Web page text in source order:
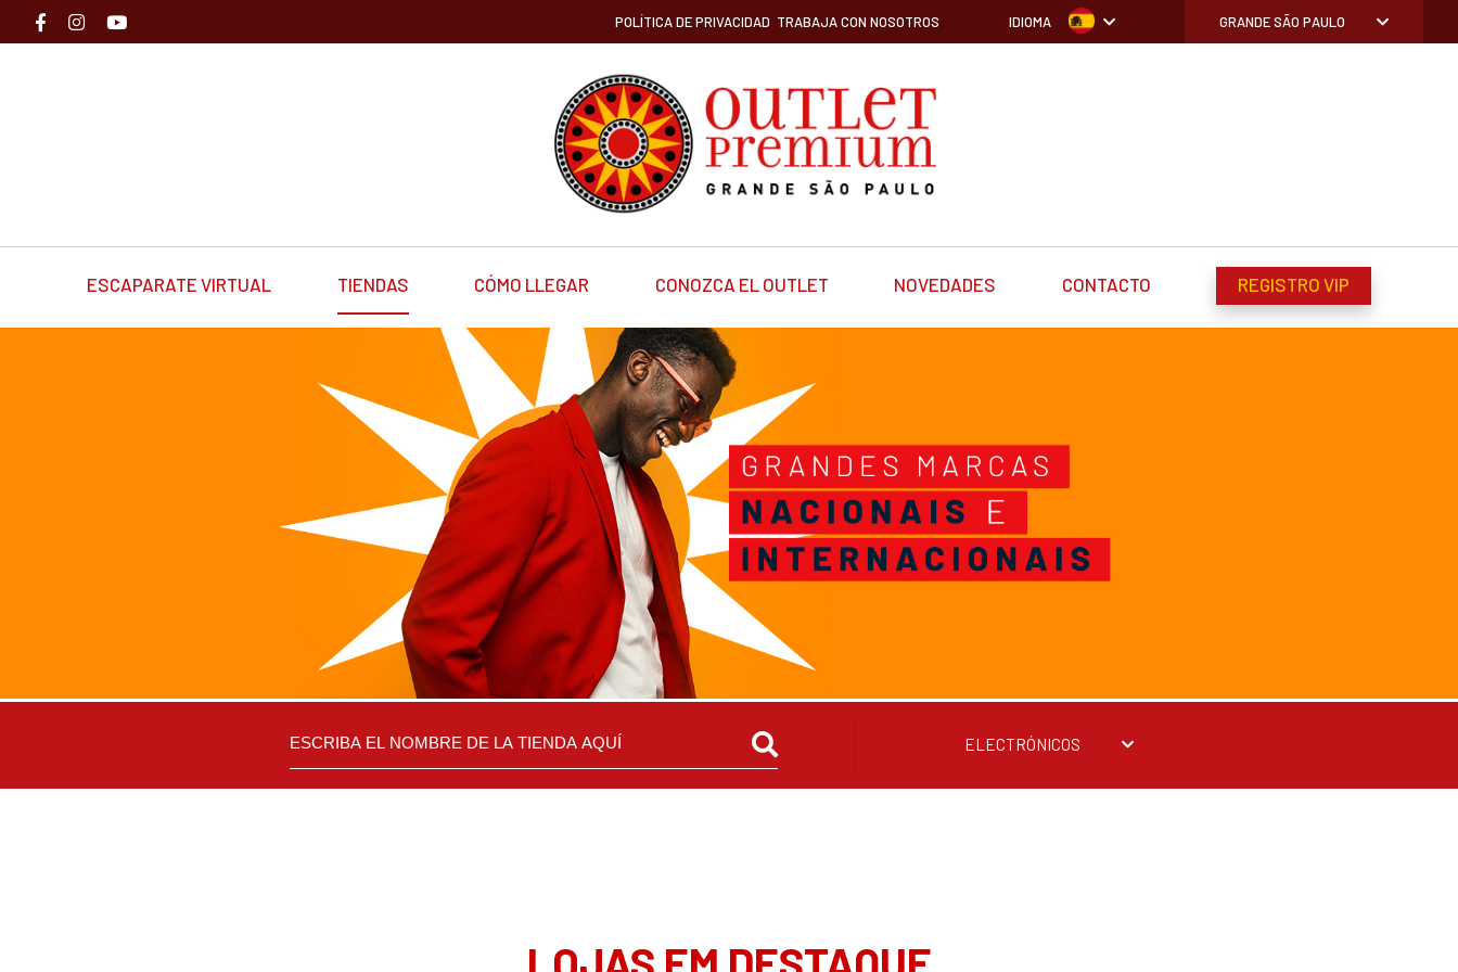
POLÍTICA DE PRIVACIDAD TRABAJA CON NOSOTROS IDIOMA GRANDE SÃO PAULO
ESCAPARATE VIRTUAL TIENDAS CÓMO LLEGAR CONOZCA EL OUTLET NOVEDADES CONTACTO REGISTRO VIP
ELECTRÓNICOS